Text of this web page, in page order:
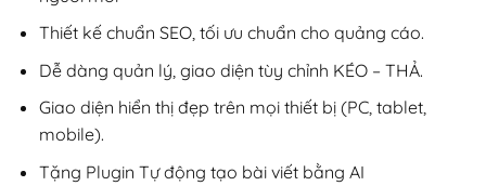
Thiết kế chuẩn SEO, tối ưu chuẩn cho quảng cáo.
Dễ dàng quản lý, giao diện tùy chỉnh KÉO – THẢ.
Giao diện hiển thị đẹp trên mọi thiết bị (PC, tablet,
mobile).
Tặng Plugin Tự động tạo bài viết bằng AI